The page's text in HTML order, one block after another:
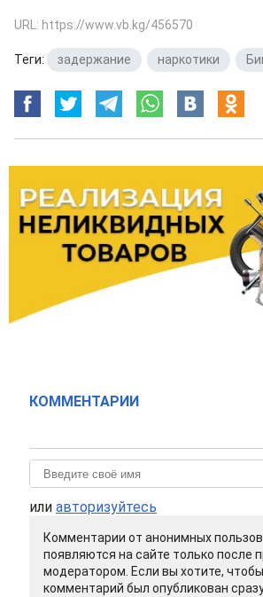
URL: https://www.vb.kg/456570
Теги: задержание наркотики
КОММЕНТАРИИ
или авторизуйтесь
Комментарии от анонимных
появляются на сайте только после
модератором. Если вы хотите,
комментарий был опубликован